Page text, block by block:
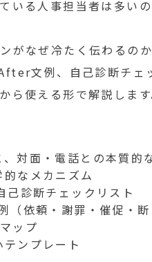
いる人事担当者は多い
がなぜ冷たく伝わるの
文例、自己診断チェ
ら使える形で解説します
対面・電話との本質的
なメカニズム
己診断チェックリスト
依頼・謝罪・催促・断
ップ
ンプレート